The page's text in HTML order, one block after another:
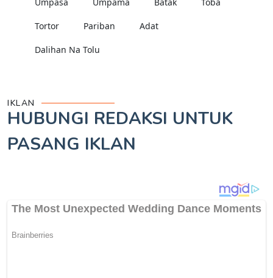
Umpasa Umpama Batak Toba
Tortor Pariban Adat
Dalihan Na Tolu
IKLAN
HUBUNGI REDAKSI UNTUK
PASANG IKLAN